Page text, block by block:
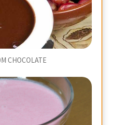
CHOCOLATE